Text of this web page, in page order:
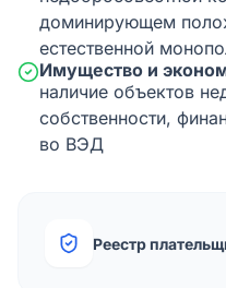
доминирующем
естественной
Имущество и
наличие объектов
собственности,
во ВЭД
Реестр